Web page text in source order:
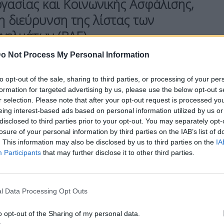
Not Process My Personal Information
opt-out of the sale, sharing to third parties, or processing of your
for targeted advertising by us, please use the below opt-out
selection. Please note that after your opt-out request is processed
interest-based ads based on personal information utilized by us
to third parties prior to your opt-out. You may separately
of your personal information by third parties on the IAB’s list of
This information may also be disclosed by us to third parties on the
Participants that may further disclose it to other third parties.
Data Processing Opt Outs
opt-out of the Sharing of my personal data.
και Κοινωνικής Ασφάλισης,
διεύρυνση της λίστας των
(ΒΑΕ).
ένταξη των νοσηλευτών, των
των ασθενοφόρων (οδηγών και
αναίτια έναν εξίσου κρίσιμο κλάδο της
των δημόσιων νοσοκομείων.
Κυριάκο Μητσοτάκη και τις ηγεσίες